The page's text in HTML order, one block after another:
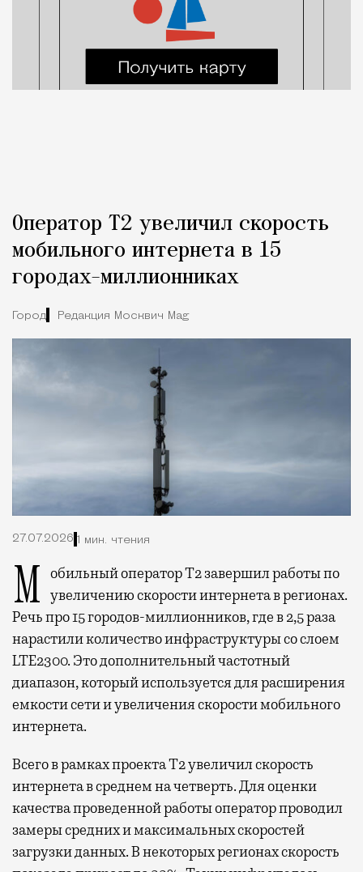
Оператор Т2 увеличил скорость
мобильного интернета в 15
городах-миллионниках
Город Редакция Москвич Mag
27.07.2026 1 мин. чтения
Мобильный оператор Т2 завершил работы по увеличению скорости интернета в регионах.
Речь про 15 городов-миллионников, где в 2,5 раза
нарастили количество инфраструктуры со слоем
LTE2300. Это дополнительный частотный
диапазон, который используется для расширения
емкости сети и увеличения скорости мобильного
интернета.
Всего в рамках проекта Т2 увеличил скорость
интернета в среднем на четверть. Для оценки
качества проведенной работы оператор проводил
замеры средних и максимальных скоростей
загрузки данных. В некоторых регионах скорость